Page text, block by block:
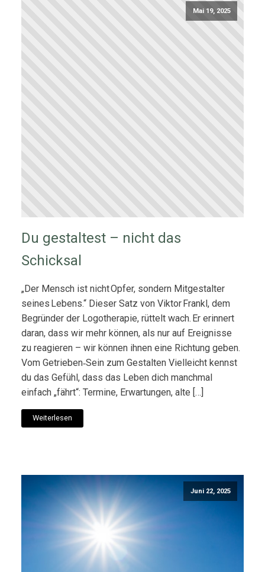
Mai 19, 2025
Du gestaltest – nicht das
Schicksal
„Der Mensch ist nicht Opfer, sondern Mitgestalter
seines Lebens.“ Dieser Satz von Viktor Frankl, dem
Begründer der Logotherapie, rüttelt wach. Er erinnert
daran, dass wir mehr können, als nur auf Ereignisse
zu reagieren – wir können ihnen eine Richtung geben.
Vom Getrieben‑Sein zum Gestalten Vielleicht kennst
du das Gefühl, dass das Leben dich manchmal
einfach „fährt“: Termine, Erwartungen, alte […]
Weiterlesen
Juni 22, 2025